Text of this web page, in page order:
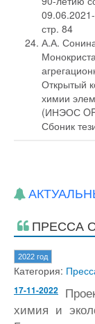
стр. 84
А.А.
Открытый
химии
(ИНЭОС
Сбоник
ПРЕССА
2022 год
Категория:
17-11-2022
химия и